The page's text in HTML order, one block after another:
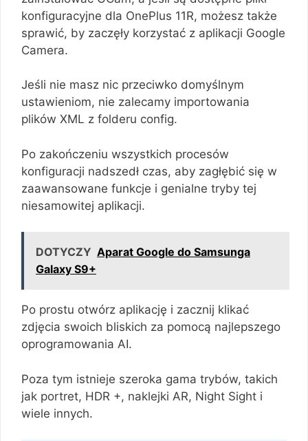
konfiguracyjne dla OnePlus 11R, możesz także
sprawić, by zaczęły korzystać z aplikacji Google
Camera.
Jeśli nie masz nic przeciwko domyślnym
ustawieniom, nie zalecamy importowania
plików XML z folderu config.
Po zakończeniu wszystkich procesów
konfiguracji nadszedł czas, aby zagłębić się w
zaawansowane funkcje i genialne tryby tej
niesamowitej aplikacji.
DOTYCZY Aparat Google do Samsunga
Galaxy S9+
Po prostu otwórz aplikację i zacznij klikać
zdjęcia swoich bliskich za pomocą najlepszego
oprogramowania AI.
Poza tym istnieje szeroka gama trybów, takich
jak portret, HDR +, naklejki AR, Night Sight i
wiele innych.